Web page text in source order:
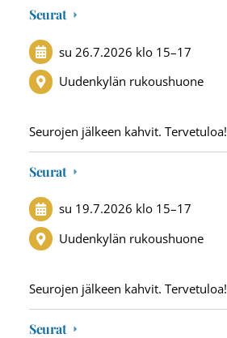
Seurat
su 26.7.2026 klo 15–17
Uudenkylän rukoushuone
Seurojen jälkeen kahvit. Tervetuloa!
Seurat
su 19.7.2026 klo 15–17
Uudenkylän rukoushuone
Seurojen jälkeen kahvit. Tervetuloa!
Seurat